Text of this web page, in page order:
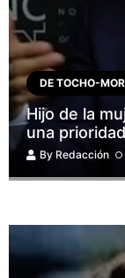
DE TOCHO-
Hijo de la
una
By Redacción